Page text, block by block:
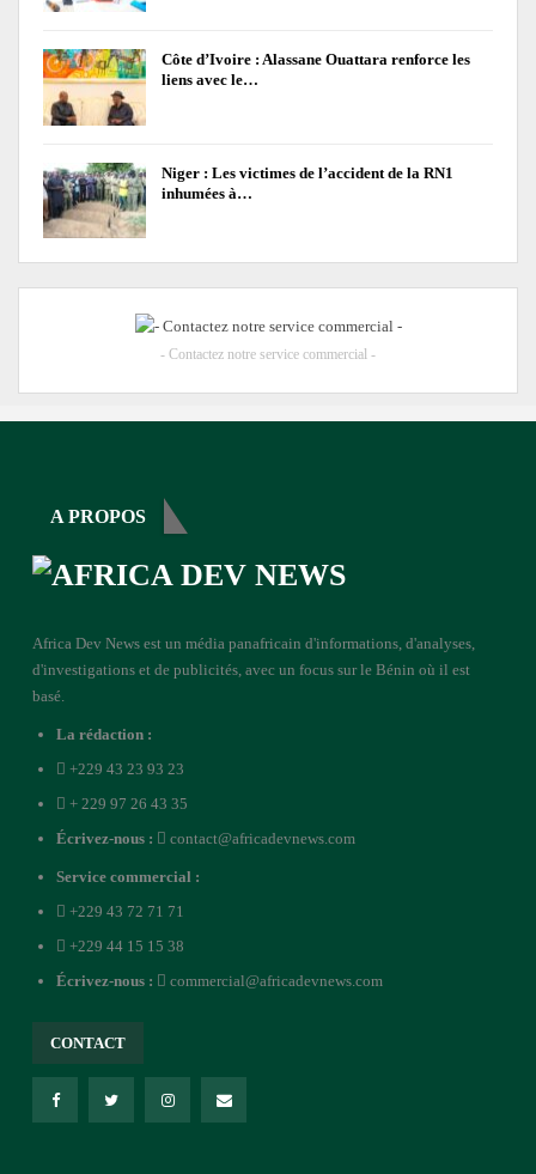
Côte d’Ivoire : Alassane Ouattara renforce les
liens avec le…
Niger : Les victimes de l’accident de la RN1
inhumées à…
- Contactez notre service commercial -
A PROPOS
Africa Dev News est un média panafricain d'informations, d'analyses,
d'investigations et de publicités, avec un focus sur le Bénin où il est
basé.
La rédaction :
+229 43 23 93 23
+ 229 97 26 43 35
Écrivez-nous :
contact@africadevnews.com
Service commercial :
+229 43 72 71 71
+229 44 15 15 38
Écrivez-nous :
commercial@africadevnews.com
CONTACT